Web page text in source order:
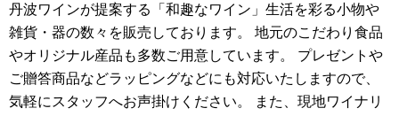
丹波ワインが提案する「和趣なワイン」生活を彩る小物や
雑貨・器の数々を販売しております。 地元のこだわり食品
やオリジナル産品も多数ご用意しています。 プレゼントや
ご贈答商品などラッピングなどにも対応いたしますので、
気軽にスタッフへお声掛けください。 また、現地ワイナリ